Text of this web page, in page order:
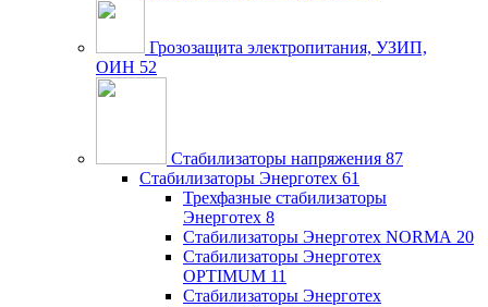
Грозозащита электропитания, УЗИП,
ОИН 52
Стабилизаторы напряжения 87
Стабилизаторы Энерготех 61
Трехфазные стабилизаторы
Энерготех 8
Стабилизаторы Энерготех NORMA 20
Стабилизаторы Энерготех
OPTIMUM 11
Стабилизаторы Энерготех